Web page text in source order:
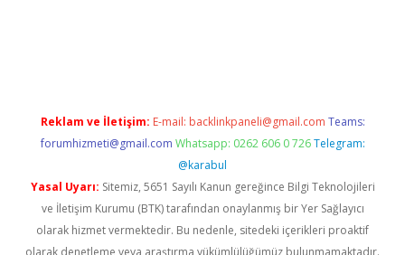
Reklam ve İletişim: E-mail: backlinkpaneli@gmail.com Teams:
forumhizmeti@gmail.com Whatsapp: 0262 606 0 726 Telegram:
@karabul
Yasal Uyarı: Sitemiz, 5651 Sayılı Kanun gereğince Bilgi Teknolojileri
ve İletişim Kurumu (BTK) tarafından onaylanmış bir Yer Sağlayıcı
olarak hizmet vermektedir. Bu nedenle, sitedeki içerikleri proaktif
olarak denetleme veya araştırma yükümlülüğümüz bulunmamaktadır.